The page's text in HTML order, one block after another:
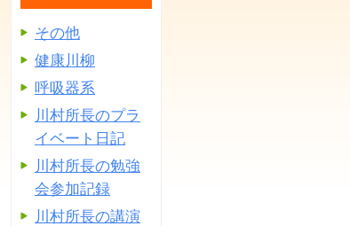
その他
健康川柳
呼吸器系
川村所長のプラ
イベート日記
川村所長の勉強
会参加記録
川村所長の講演